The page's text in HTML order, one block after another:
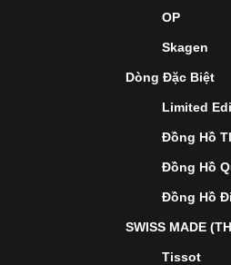
OP
Skagen
Dòng Đặc Biệt
Limited
Đồng Hồ
Đồng Hồ
Đồng Hồ
SWISS MADE
Tissot